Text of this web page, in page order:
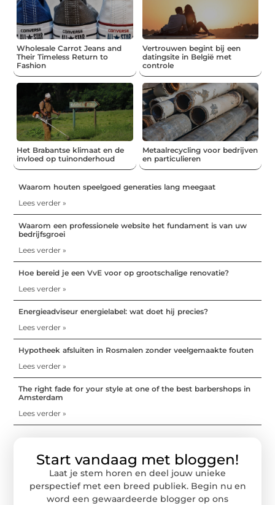
Wholesale Carrot Jeans and
Their Timeless Return to
Fashion
Vertrouwen begint bij een
datingsite in België met
controle
Het Brabantse klimaat en de
invloed op tuinonderhoud
Metaalrecycling voor bedrijven
en particulieren
Waarom houten speelgoed generaties lang meegaat
Lees verder »
Waarom een professionele website het fundament is van uw
bedrijfsgroei
Lees verder »
Hoe bereid je een VvE voor op grootschalige renovatie?
Lees verder »
Energieadviseur energielabel: wat doet hij precies?
Lees verder »
Hypotheek afsluiten in Rosmalen zonder veelgemaakte fouten
Lees verder »
The right fade for your style at one of the best barbershops in
Amsterdam
Lees verder »
Start vandaag met bloggen!
Laat je stem horen en deel jouw unieke
perspectief met een breed publiek. Begin nu en
word een gewaardeerde blogger op ons